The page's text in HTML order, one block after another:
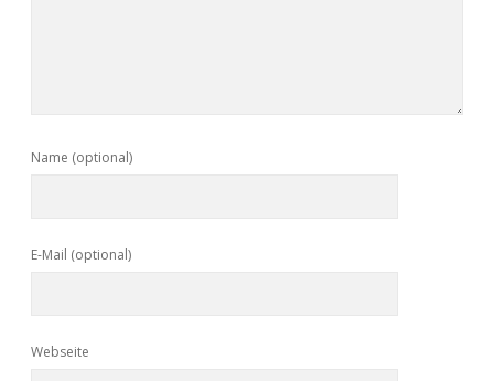
Name (optional)
E-Mail (optional)
Webseite